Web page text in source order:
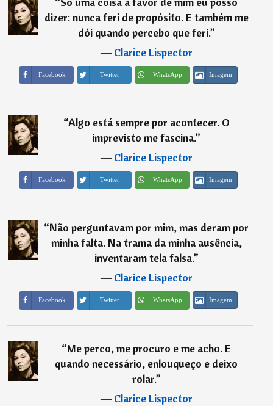
dizer: nunca feri de propósito. E também me
dói quando percebo que feri.”
―Clarice Lispector
Facebook Twitter WhatsApp Imagem
“Algo está sempre por acontecer. O
imprevisto me fascina.”
―Clarice Lispector
Facebook Twitter WhatsApp Imagem
“Não perguntavam por mim, mas deram por
minha falta. Na trama da minha ausência,
inventaram tela falsa.”
―Clarice Lispector
Facebook Twitter WhatsApp Imagem
“Me perco, me procuro e me acho. E
quando necessário, enlouqueço e deixo
rolar.”
―Clarice Lispector